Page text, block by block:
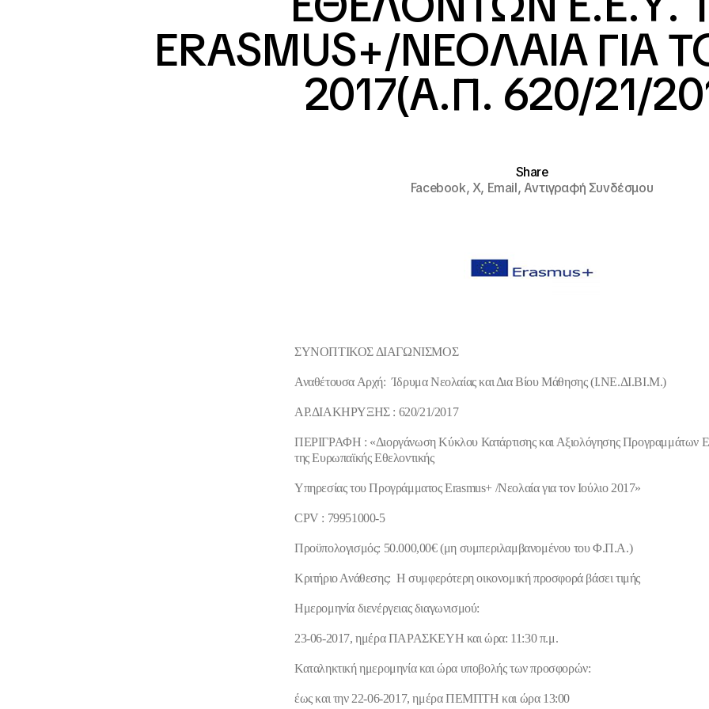
ERASMUS+/NEOΛΑΙΑ ΓΙΑ
2017(A.Π. 620/21/
Share
Facebook,X, Email,Αντιγραφή Συνδέσμου
ΣΥΝΟΠΤΙΚΟΣ ΔΙΑΓΩΝΙΣΜΟΣ
Αναθέτουσα Αρχή: Ίδρυμα Νεολαίας και Δια Βίου Μάθησης (Ι.ΝΕ.ΔΙ.ΒΙ.Μ.)
ΑΡ.ΔΙΑΚΗΡΥΞΗΣ : 620/21/2017
ΠΕΡΙΓΡΑΦΗ : «Διοργάνωση Κύκλου Κατάρτισης και Αξιολόγησης Προγραμμάτων
της Ευρωπαϊκής Εθελοντικής
Υπηρεσίας του ΠρογράμματοςErasmus+ /Nεολαία για τον Ιούλιο 2017»
CPV : 79951000-5
Προϋπολογισμός: 50.000,00€ (μη συμπεριλαμβανομένου του Φ.Π.Α.)
Κριτήριο Ανάθεσης: Η συμφερότερη οικονομική προσφορά βάσει τιμής
Ημερομηνία διενέργειας διαγωνισμού:
23-06-2017, ημέρα ΠΑΡΑΣΚΕΥΗ και ώρα: 11:30 π.μ.
Καταληκτική ημερομηνία και ώρα υποβολής των προσφορών:
έως και την 22-06-2017, ημέρα ΠΕΜΠΤΗ και ώρα 13:00